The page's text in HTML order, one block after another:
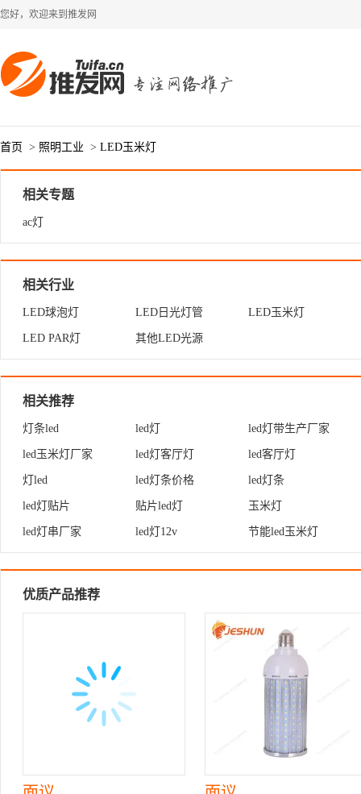
您好，欢迎来到推发网
首页 > 照明工业 > LED玉米灯
相关专题
ac灯
相关行业
LED球泡灯 LED日光灯管 LED玉米灯
LED PAR灯 其他LED光源
相关推荐
灯条led led灯 led灯带生产厂家
led玉米灯厂家 led灯客厅灯 led客厅灯
灯led led灯条价格 led灯条
led灯贴片 贴片led灯 玉米灯
led灯串厂家 led灯12v 节能led玉米灯
优质产品推荐